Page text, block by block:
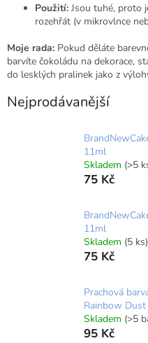
Použití: Jsou tuhé, proto
rozehřát (v mikrovlnce
Moje rada: Pokud děláte
barvíte čokoládu na dekorace,
do lesklých pralinek jako z
Nejprodávanější
11ml
Skladem (>5
75 Kč
11ml
Skladem (5 ks)
75 Kč
Prachová
Rainbow Dust
Skladem (>5
95 Kč